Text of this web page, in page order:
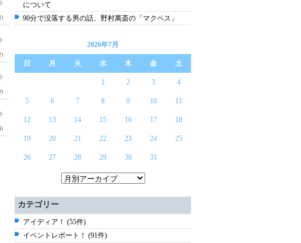
について
90分で没落する男の話、野村萬斎の「マクベス」
2026年7月
日 月 火 水 木 金 土
1 2 3 4
5 6 7 8 9 10 11
12 13 14 15 16 17 18
19 20 21 22 23 24 25
26 27 28 29 30 31
カテゴリー
アイディア！ (55件)
イベントレポート！ (91件)